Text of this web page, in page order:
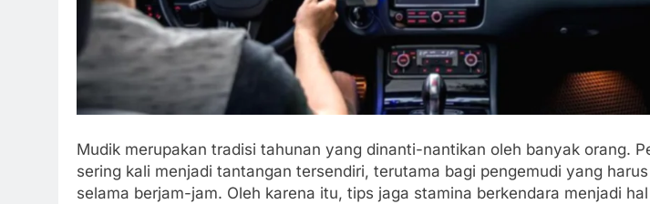
Mudik merupakan tradisi tahunan yang dinanti-nantikan oleh banyak orang.
sering kali menjadi tantangan tersendiri, terutama bagi pengemudi yang
selama berjam-jam. Oleh karena itu, tips jaga stamina berkendara menjadi